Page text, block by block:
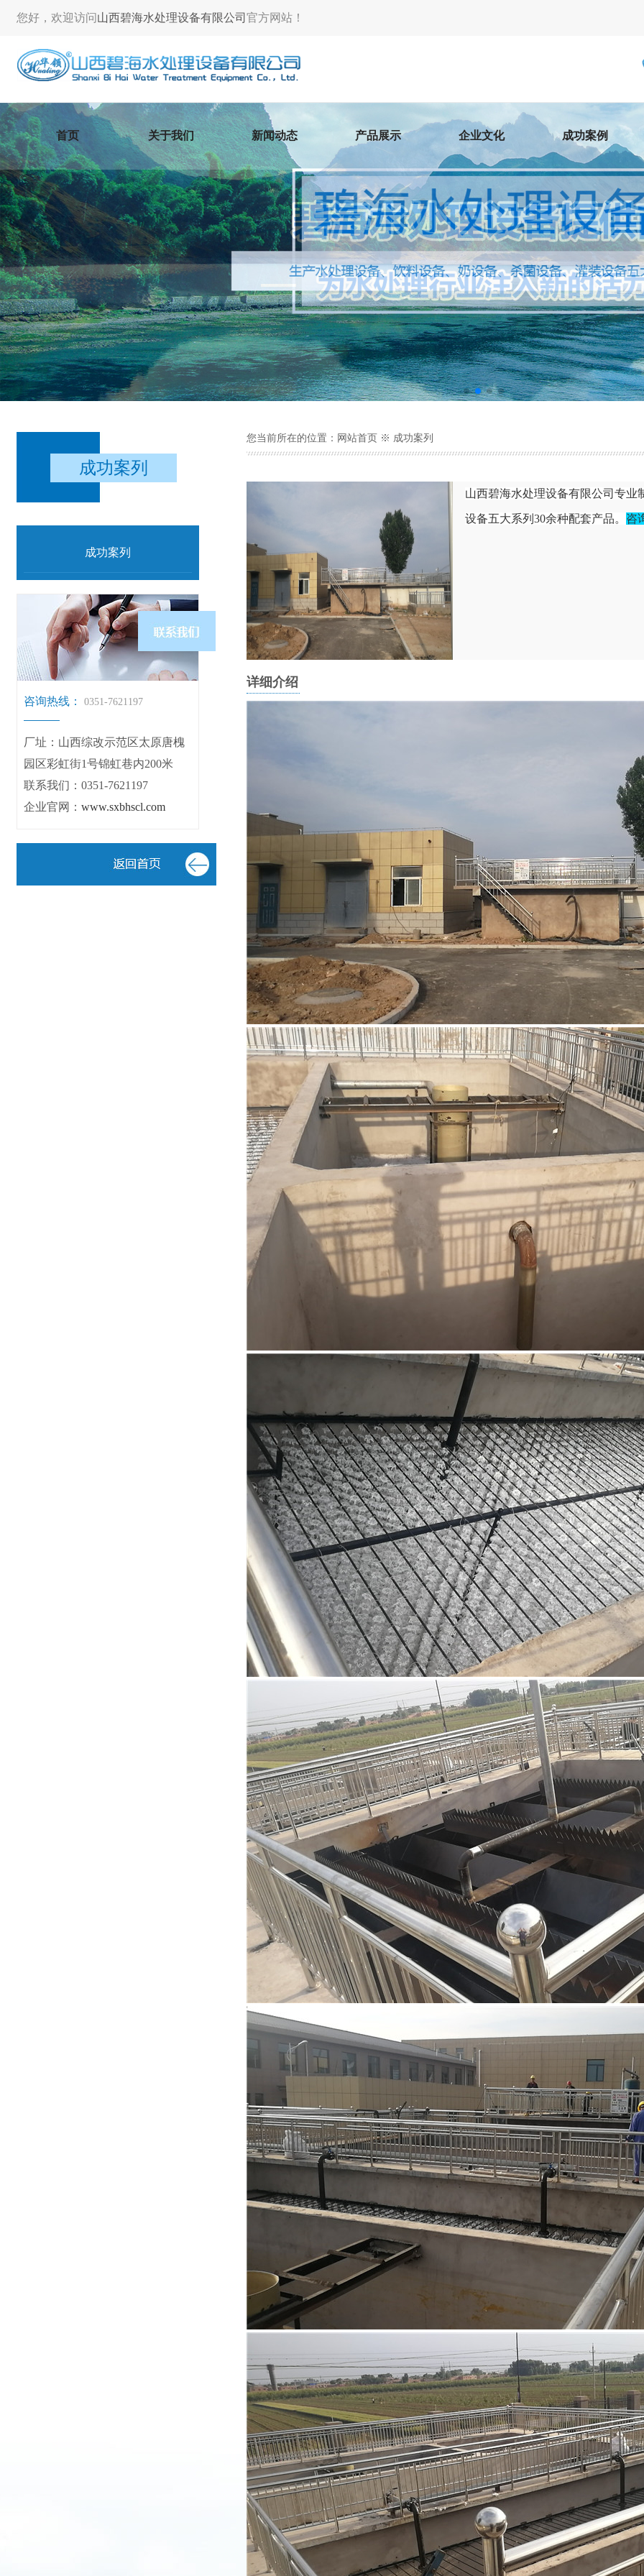
您好，欢迎访问 山西碧海水处理设备有限公司 官方网站！
首页 关于我们 新闻动态 产品展示 企业文化 成功案例
成功案列
成功案列
咨询热线： 0351-7621197
厂址： 山西综改示范区太原唐槐
园区彩虹街1号锦虹巷内200米
联系我们：0351-7621197
企业官网： www.sxbhscl.com
您当前所在的位置： 网站首页 ※ 成功案列
山西碧海水处理设备有限公司专业
设备五大系列30余种配套产品。 咨
详细介绍